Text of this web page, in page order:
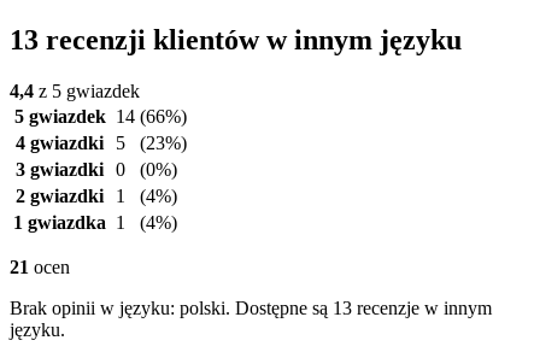
13 recenzji klientów w innym języku
4,4 z 5 gwiazdek
5 gwiazdek 14 (66%)
4 gwiazdki
5
(23%)
3 gwiazdki 0
(0%)
2 gwiazdki
1
(4%)
1 gwiazdka 1 (4%)
21 ocen
Brak opinii w języku: polski. Dostępne są 13 recenzje w innym
języku.